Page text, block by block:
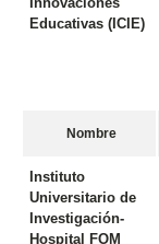
Educativas (ICIE)
Nombre
Instituto
Universitario de
Investigación-
Hospital FOM